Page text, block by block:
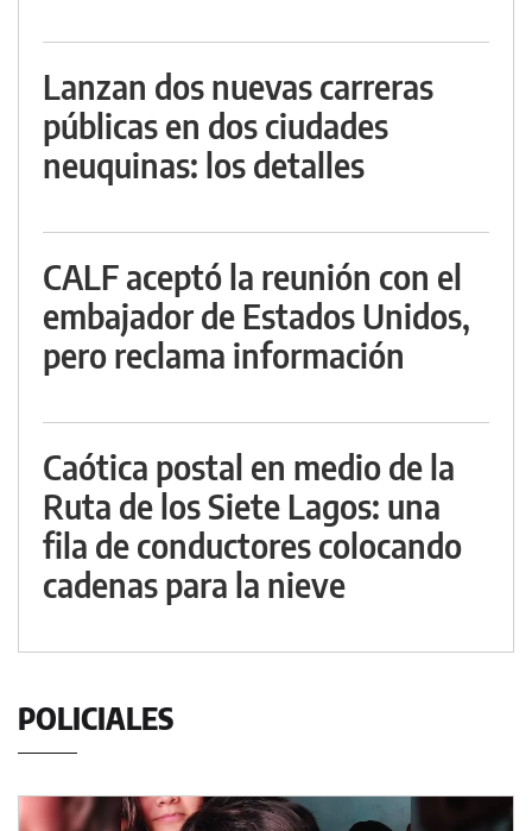
Lanzan dos nuevas carreras
públicas en dos ciudades
neuquinas: los detalles
CALF aceptó la reunión con el
embajador de Estados Unidos,
pero reclama información
Caótica postal en medio de la
Ruta de los Siete Lagos: una
fila de conductores colocando
cadenas para la nieve
POLICIALES